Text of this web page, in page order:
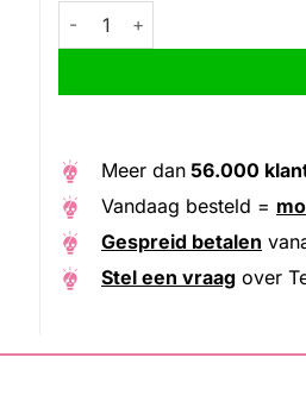
Tecora steekas fietstrailer
Alternative:
Meer dan 56.000
Vandaag besteld =
Gespreid betalen
Stel een vraag over